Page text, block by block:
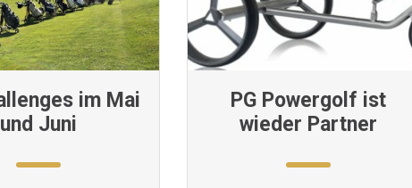
im Mai
und Juni
PG Powergolf ist
wieder Partner